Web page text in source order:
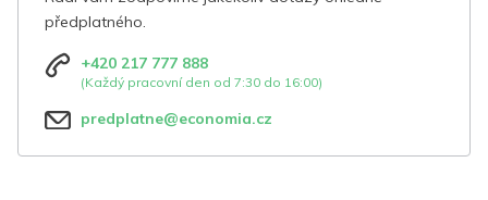
předplatného.
+420 217 777 888
(Každý pracovní den od 7:30 do 16:00)
predplatne@economia.cz